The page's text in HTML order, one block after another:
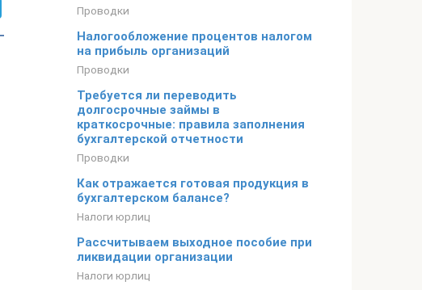
Проводки
Налогообложение процентов налогом
на прибыль организаций
Проводки
Требуется ли переводить
долгосрочные займы в
краткосрочные: правила заполнения
бухгалтерской отчетности
Проводки
Как отражается готовая продукция в
бухгалтерском балансе?
Налоги юрлиц
Рассчитываем выходное пособие при
ликвидации организации
Налоги юрлиц